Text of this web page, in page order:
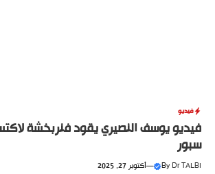
فيديو
فيديو يوسف النصيري يقود فنربخشة
سبور
By Dr TALBI
—أكتوبر 27, 2025